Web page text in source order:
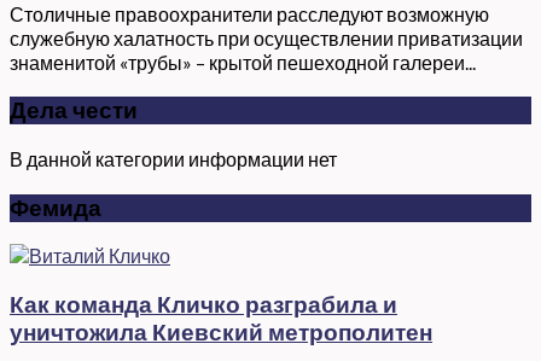
Столичные правоохранители расследуют возможную
служебную халатность при осуществлении приватизации
знаменитой «трубы» – крытой пешеходной галереи...
Дела чести
В данной категории информации нет
Фемида
Как команда Кличко разграбила и
уничтожила Киевский метрополитен